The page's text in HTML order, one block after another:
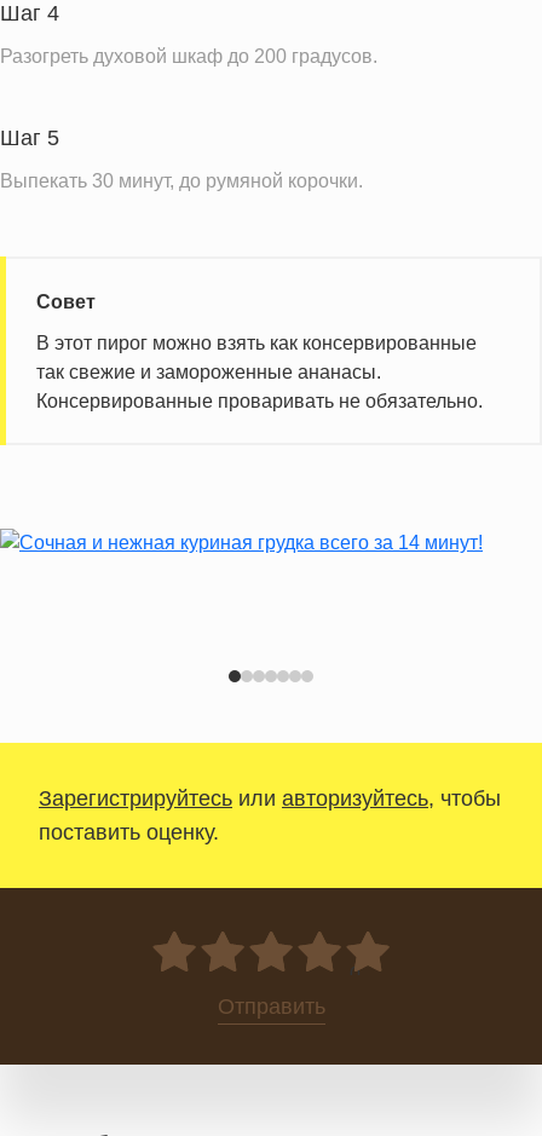
Шаг 4
Разогреть духовой шкаф до 200 градусов.
Шаг 5
Выпекать 30 минут, до румяной корочки.
Совет
В этот пирог можно взять как консервированные
так свежие и замороженные ананасы.
Консервированные проваривать не обязательно.
Зарегистрируйтесь или авторизуйтесь, чтобы
поставить оценку.
0
Отправить